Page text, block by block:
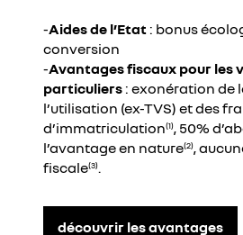
-Aides de l’Etat : bonus
conversion
-Avantages fiscaux pour les
particuliers : exonération de
l’utilisation (ex-TVS) et des
d’immatriculation(1), 50%
l’avantage en nature(2),
fiscale(3).
découvrir les avantages